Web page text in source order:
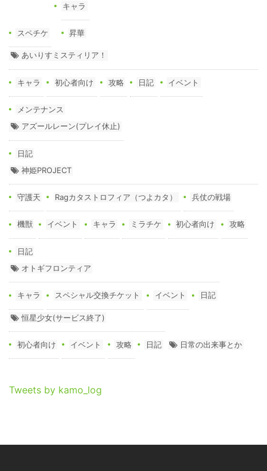
スペチケ
キャラ
昇華
あいりすミスティリア！
キャラ 初心者向け 攻略 日記 イベント
メンテナンス
アズールレーン(プレイ休止)
日記
神姫PROJECT
守護天 Ragカタストロフィア（つよカタ） 兵仗の戦場
機獣 イベント キャラ ミラチケ 初心者向け 攻略
日記
オトギフロンティア
キャラ スペシャル交換チケット イベント 日記
恒星少女(サービス終了)
初心者向け イベント 攻略 日記 日常の出来事とか
Tweets by kamo_log